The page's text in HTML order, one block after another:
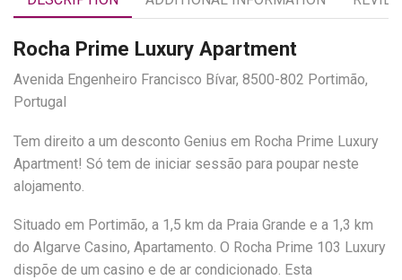
Rocha Prime Luxury Apartment
Avenida Engenheiro Francisco Bívar, 8500-802 Portimão,
Portugal
Tem direito a um desconto Genius em Rocha Prime Luxury
Apartment! Só tem de iniciar sessão para poupar neste
alojamento.
Situado em Portimão, a 1,5 km da Praia Grande e a 1,3 km
do Algarve Casino, Apartamento. O Rocha Prime 103 Luxury
dispõe de um casino e de ar condicionado. Esta